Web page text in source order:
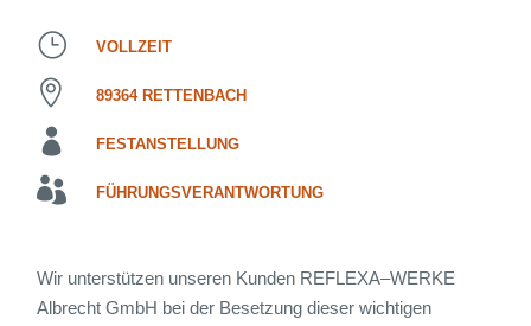
VOLLZEIT
89364 RETTENBACH
FESTANSTELLUNG
FÜHRUNGSVERANTWORTUNG
Wir unterstützen unseren Kunden REFLEXA–WERKE
Albrecht GmbH bei der Besetzung dieser wichtigen